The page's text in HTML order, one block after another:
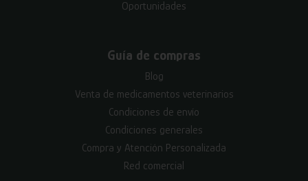
Oportunidades
Guía de compras
Blog
Venta de medicamentos veterinarios
Condiciones de envío
Condiciones generales
Compra y Atención Personalizada
Red comercial